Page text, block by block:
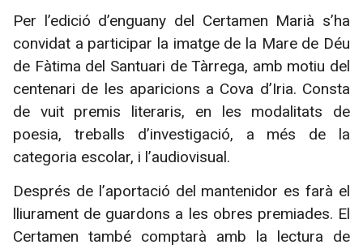
Per l’edició d’enguany del Certamen Marià s’ha
convidat a participar la imatge de la Mare de Déu
de Fàtima del Santuari de Tàrrega, amb motiu del
centenari de les aparicions a Cova d’Iria. Consta
de vuit premis literaris, en les modalitats de
poesia, treballs d’investigació, a més de la
categoria escolar, i l’audiovisual.
Després de l’aportació del mantenidor es farà el
lliurament de guardons a les obres premiades. El
Certamen també comptarà amb la lectura de